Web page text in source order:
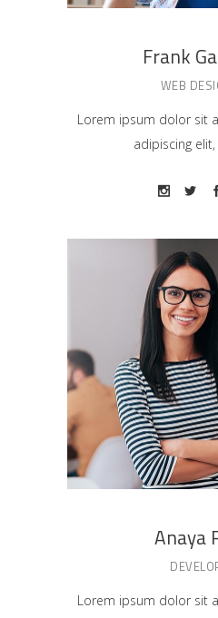
Frank
WEB
Lorem ipsum dolor sit
adipiscing
Anaya
Lorem ipsum dolor sit